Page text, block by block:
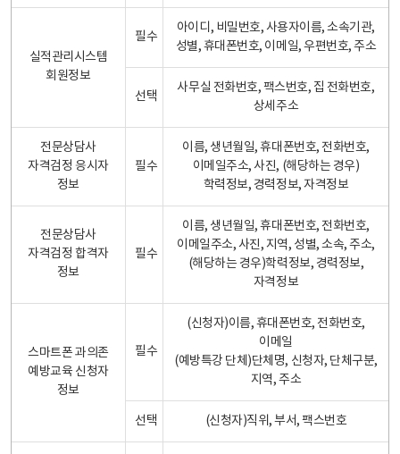
실적관리시스템
회원정보
필수
아이디, 비밀번호, 사용자이름, 소속기관,
성별, 휴대폰번호, 이메일, 우편번호, 주소
선택
사무실 전화번호, 팩스번호, 집 전화번호,
상세주소
전문상담사
자격검정 응시자
정보
필수
이름, 생년월일, 휴대폰번호, 전화번호,
이메일주소, 사진, (해당하는 경우)
학력정보, 경력정보, 자격정보
전문상담사
자격검정 합격자
정보
필수
이름, 생년월일, 휴대폰번호, 전화번호,
이메일주소, 사진, 지역, 성별, 소속, 주소,
(해당하는 경우)학력정보, 경력정보,
자격정보
스마트폰 과의존
예방교육 신청자
정보
필수
(신청자)이름, 휴대폰번호, 전화번호,
이메일
(예방특강 단체)단체명, 신청자, 단체구분,
지역, 주소
선택 (신청자)직위, 부서, 팩스번호